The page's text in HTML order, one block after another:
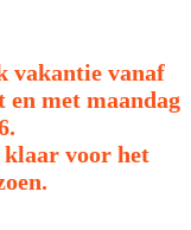
vakantie vanaf
met maandag
voor het